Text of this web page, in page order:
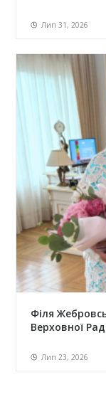
Лип 31, 2026
Філя
Верховної
Лип 23, 2026